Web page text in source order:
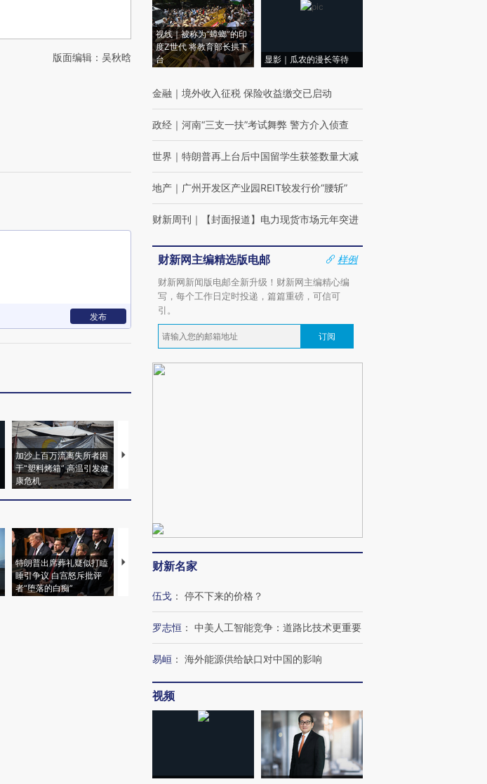
版面编辑：吴秋晗
发布
加沙上百万流离失所者困
于“塑料烤箱” 高温引发健
康危机
马航飞行员跨国走私7万
特朗普出席葬礼疑似打瞌
睡引争议 白宫怒斥批评
者“堕落的白痴”
视线｜全球最热百城独占
97个 印度如何熬过48°C
视线｜被称为“蟑螂”的印
度Z世代 将教育部长拱下
台
显影｜瓜农的漫长等待
金融 ｜ 境外收入征税 保险收益缴交已启动
政经 ｜ 河南“三支一扶”考试舞弊 警方介入侦查
世界 ｜ 特朗普再上台后中国留学生获签数量大减
地产 ｜ 广州开发区产业园REIT较发行价“腰斩”
财新周刊 ｜ 【封面报道】电力现货市场元年突进
财新网主编精选版电邮
样例
财新网新闻版电邮全新升级！财新网主编精心编
写，每个工作日定时投递，篇篇重磅，可信可
引。
订阅
财新名家
伍戈 ： 停不下来的价格？
罗志恒 ： 中美人工智能竞争：道路比技术更重要
易峘 ： 海外能源供给缺口对中国的影响
视频